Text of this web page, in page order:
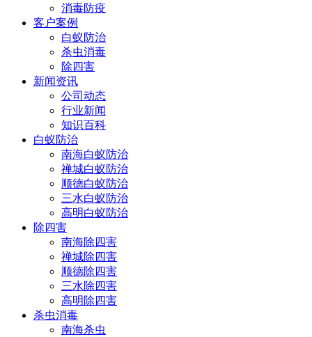
消毒防疫
客户案例
白蚁防治
杀虫消毒
除四害
新闻资讯
公司动态
行业新闻
知识百科
白蚁防治
南海白蚁防治
禅城白蚁防治
顺德白蚁防治
三水白蚁防治
高明白蚁防治
除四害
南海除四害
禅城除四害
顺德除四害
三水除四害
高明除四害
杀虫消毒
南海杀虫